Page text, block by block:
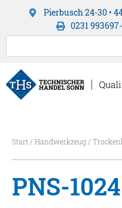
Pierbusch 24-30 •
0231
Start/ Handwerkzeug/
PNS-1024